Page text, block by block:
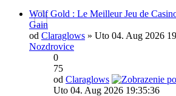
Wolf Gold : Le Meilleur Jeu de
Gain
od Claraglows » Uto 04. Aug 2026
Nozdrovice
0
75
od Claraglows
Uto 04. Aug 2026 19:35:36